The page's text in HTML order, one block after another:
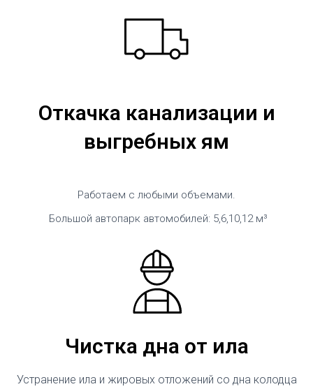
Откачка канализации и
выгребных ям
Работаем с любыми объемами.
Большой автопарк автомобилей: 5,6,10,12 м³
Чистка дна от ила
Устранение ила и жировых отложений со дна колодца